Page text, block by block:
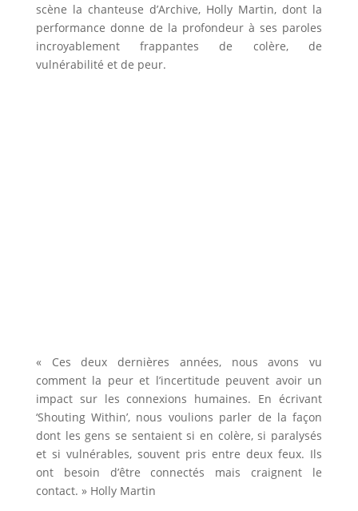
scène la chanteuse d’Archive, Holly Martin, dont la
performance donne de la profondeur à ses paroles
incroyablement frappantes de colère, de
vulnérabilité et de peur.
« Ces deux dernières années, nous avons vu
comment la peur et l’incertitude peuvent avoir un
impact sur les connexions humaines. En écrivant
‘Shouting Within’, nous voulions parler de la façon
dont les gens se sentaient si en colère, si paralysés
et si vulnérables, souvent pris entre deux feux. Ils
ont besoin d’être connectés mais craignent le
contact. » Holly Martin